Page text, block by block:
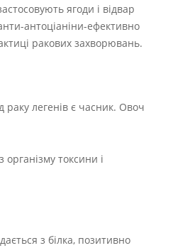
ягоди і відвар
антоціаніни-ефективно
ракових захворювань.
раку легенів є часник. Овоч
токсини і
з білка, позитивно